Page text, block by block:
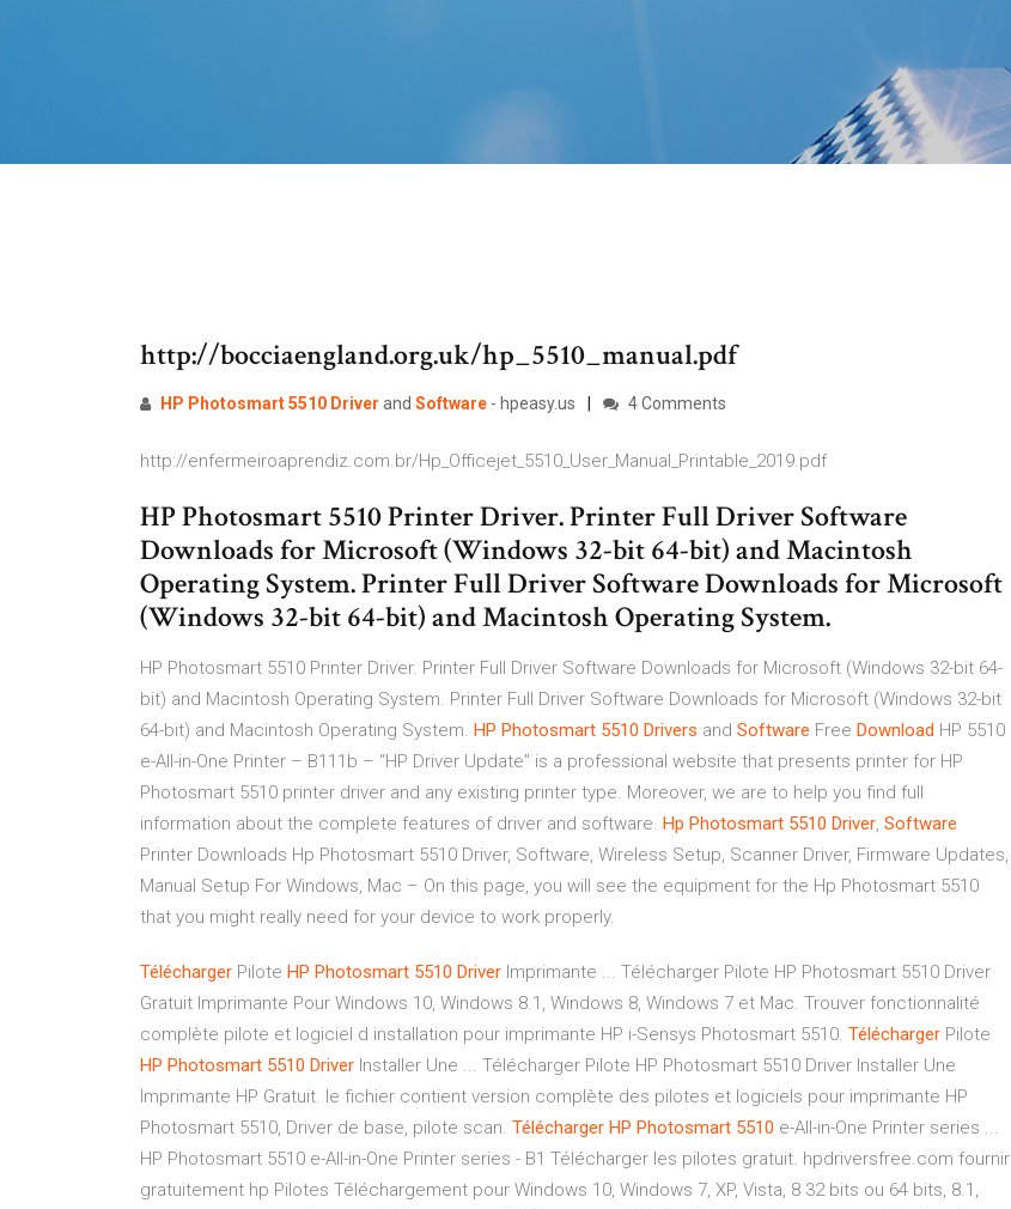
http://bocciaengland.org.uk/hp_5510_manual.pdf
HP Photosmart5510 Driver and Software - hpeasy.us 4 Comments
http://enfermeiroaprendiz.com.br/Hp_Officejet_5510_User_Manual_Printable_2019.pdf
HP Photosmart 5510 Printer Driver. Printer Full Driver Software
Downloads for Microsoft (Windows 32-bit 64-bit) and Macintosh
Operating System. Printer Full Driver Software Downloads for Microsoft
(Windows 32-bit 64-bit) and Macintosh Operating System.
HP Photosmart 5510 Printer Driver. Printer Full Driver Software Downloads for Microsoft (Windows 32-bit 64-
bit) and Macintosh Operating System. Printer Full Driver Software Downloads for Microsoft (Windows 32-bit
64-bit) and Macintosh Operating System. HP Photosmart 5510 Drivers and Software Free Download HP 5510
e-All-in-One Printer – B111b – “HP Driver Update” is a professional website that presents printer for HP
Photosmart 5510 printer driver and any existing printer type. Moreover, we are to help you find full
information about the complete features of driver and software. Hp Photosmart 5510 Driver, Software
Printer Downloads Hp Photosmart 5510 Driver, Software, Wireless Setup, Scanner Driver, Firmware Updates,
Manual Setup For Windows, Mac – On this page, you will see the equipment for the Hp Photosmart 5510
that you might really need for your device to work properly.
Télécharger Pilote HP Photosmart 5510 Driver Imprimante ... Télécharger Pilote HP Photosmart 5510 Driver
Gratuit Imprimante Pour Windows 10, Windows 8.1, Windows 8, Windows 7 et Mac. Trouver fonctionnalité
complète pilote et logiciel d installation pour imprimante HP i-Sensys Photosmart 5510. Télécharger Pilote
HP Photosmart 5510 Driver Installer Une ... Télécharger Pilote HP Photosmart 5510 Driver Installer Une
Imprimante HP Gratuit. le fichier contient version complète des pilotes et logiciels pour imprimante HP
Photosmart 5510, Driver de base, pilote scan. Télécharger HP Photosmart 5510 e-All-in-One Printer series ...
HP Photosmart 5510 e-All-in-One Printer series - B1 Télécharger les pilotes gratuit. hpdriversfree.com fournir
gratuitement hp Pilotes Téléchargement pour Windows 10, Windows 7, XP, Vista, 8 32 bits ou 64 bits, 8.1,